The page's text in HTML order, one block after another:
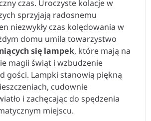
czas. Uroczyste kolacje w
sprzyjają radosnemu
niezwykły czas kolędowania w
domu umila towarzystwo
się lampek, które mają na
magii świąt i wzbudzenie
gości. Lampki stanowią piękną
cudownie
i zachęcając do spędzenia
miejscu.